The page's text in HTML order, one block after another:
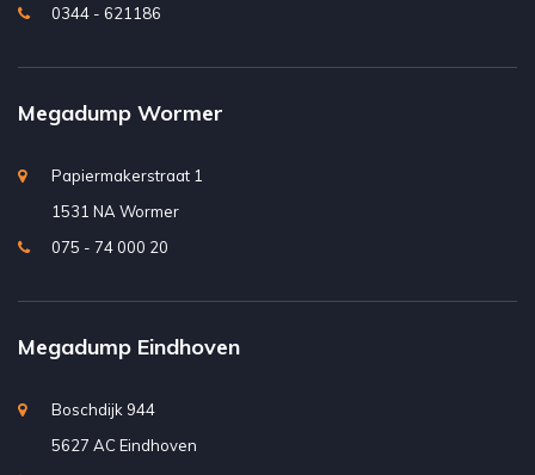
0344 - 621186
Megadump Wormer
Papiermakerstraat 1
1531 NA Wormer
075 - 74 000 20
Megadump Eindhoven
Boschdijk 944
5627 AC Eindhoven